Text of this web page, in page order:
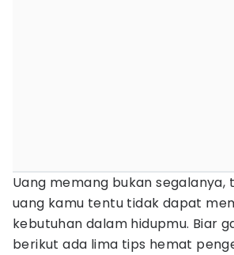
Uang memang bukan
uang kamu tentu tidak dapat
kebutuhan dalam hidupmu. Biar
berikut ada lima tips hemat